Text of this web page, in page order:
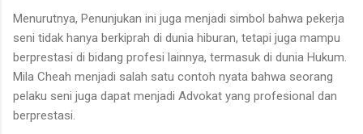
Menurutnya, Penunjukan ini juga menjadi simbol bahwa pekerja
seni tidak hanya berkiprah di dunia hiburan, tetapi juga mampu
berprestasi di bidang profesi lainnya, termasuk di dunia Hukum.
Mila Cheah menjadi salah satu contoh nyata bahwa seorang
pelaku seni juga dapat menjadi Advokat yang profesional dan
berprestasi.